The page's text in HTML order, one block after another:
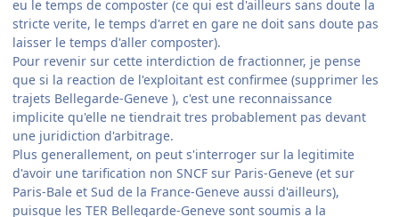
eu le temps de composter (ce qui est d'ailleurs sans doute la
stricte verite, le temps d'arret en gare ne doit sans doute pas
laisser le temps d'aller composter).
Pour revenir sur cette interdiction de fractionner, je pense
que si la reaction de l'exploitant est confirmee (supprimer les
trajets Bellegarde-Geneve ), c'est une reconnaissance
implicite qu'elle ne tiendrait tres probablement pas devant
une juridiction d'arbitrage.
Plus generallement, on peut s'interroger sur la legitimite
d'avoir une tarification non SNCF sur Paris-Geneve (et sur
Paris-Bale et Sud de la France-Geneve aussi d'ailleurs),
puisque les TER Bellegarde-Geneve sont soumis a la